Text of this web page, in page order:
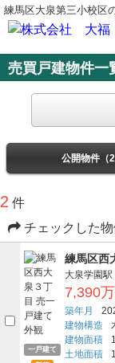
練馬区大泉第三小校区
売買戸建物件一
公開物件（2
2 件
チェックした
一戸建て
練馬区西
大泉学園駅
7,390
築年月
建物構造
建物面積
土地面積